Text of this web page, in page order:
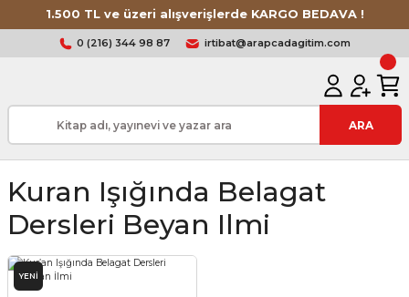
1.500 TL ve üzeri alışverişlerde KARGO BEDAVA !
0 (216) 344 98 87 irtibat@arapcadagitim.com
ARA
Kuran Işığında Belagat
Dersleri Beyan Ilmi
YENİ